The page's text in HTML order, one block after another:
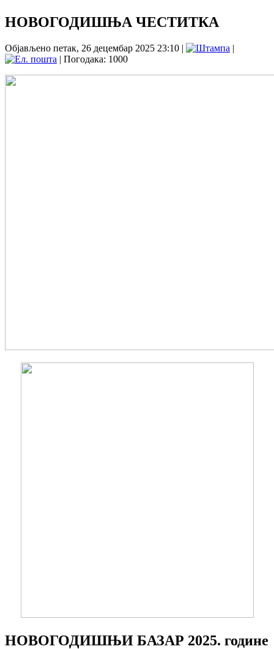
НОВОГОДИШЊА ЧЕСТИТКА
Објављено петак, 26 децембар 2025 23:10 |
|
| Погодака: 1000
НОВОГОДИШЊИ БАЗАР 2025. године